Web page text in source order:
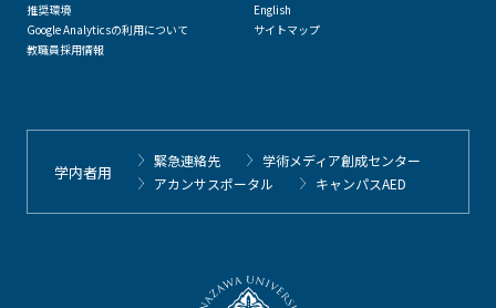
推奨環境
Google Analyticsの利用について
教職員採用情報
English
サイトマップ
学内者用
緊急連絡先
学術メディア創成センター
アカンサスポータル
キャンパスAED